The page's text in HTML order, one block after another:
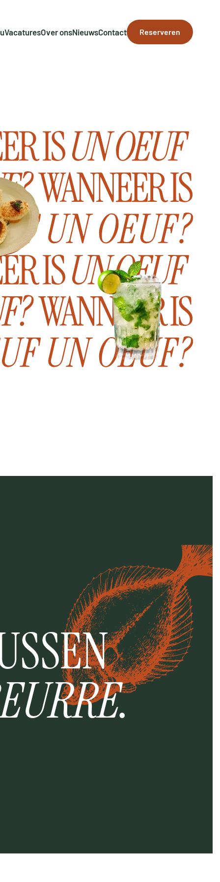
VacaturesOver onsNieuwsContact Reserveren
.